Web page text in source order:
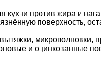
кухни против жира и
поверхность,
микроволновки,
и оцинкованные